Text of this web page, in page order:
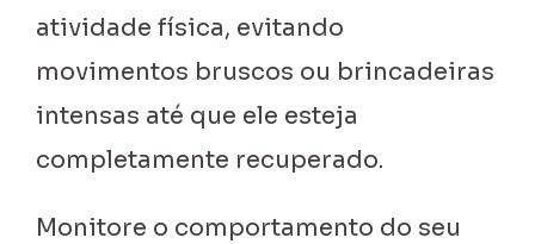
atividade física, evitando
movimentos bruscos ou brincadeiras
intensas até que ele esteja
completamente recuperado.
Monitore o comportamento do seu